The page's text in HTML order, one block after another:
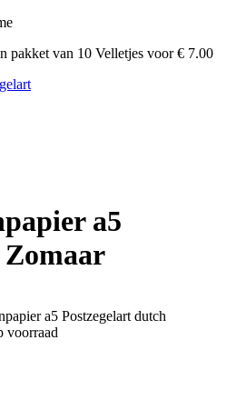
pakket van 10 Velletjes voor € 7.00
a5
Zomaar
a5 Postzegelart dutch
voorraad